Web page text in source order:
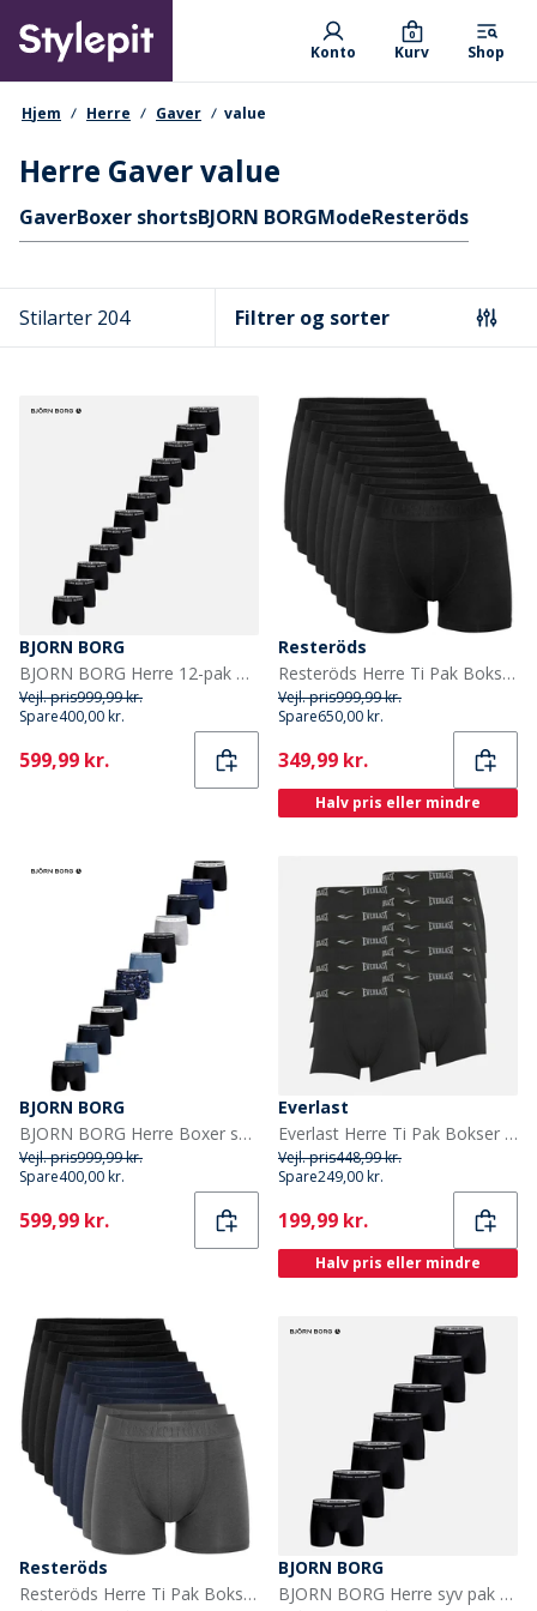
main
content
Primary departments
Konto Kurv
0
Shop
navigationssti
Hjem Herre Gaver value
Herre Gaver value
Hurtige links
GaverBoxer shortsBJORN BORGModeResteröds
Stilarter 204 Filtrer og sorter
BJORN BORG
BJORN BORG Herre 12-pak Bomuld Stretch Boxers Multipack 1
Vejl. pris999,99 kr.
Spare400,00 kr.
Current
599,99 kr.
Resteröds
Resteröds Herre Ti Pak Boksershorts Sort
Vejl. pris999,99 kr.
Spare650,00 kr.
Current
349,99 kr.
Halv pris eller mindre
BJORN BORG
BJORN BORG Herre Boxer shorts Flerfarvet
Vejl. pris999,99 kr.
Spare400,00 kr.
Current
599,99 kr.
Everlast
Everlast Herre Ti Pak Bokser Sort
Vejl. pris448,99 kr.
Spare249,00 kr.
Current
199,99 kr.
Halv pris eller mindre
Resteröds
Resteröds Herre Ti Pak Boksershorts Multifarvet
BJORN BORG
BJORN BORG Herre syv pak bomuld stretch underbukser Multipak 1